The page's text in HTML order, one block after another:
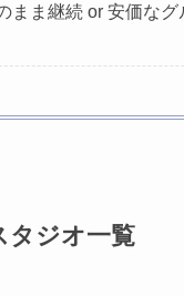
まま継続 or 安価なグ
タジオ一覧